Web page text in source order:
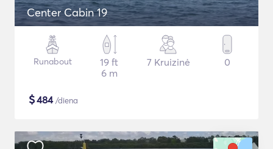
Center Cabin 19
Runabout
19 ft
6 m
7 Kruizinė 0
$484/diena